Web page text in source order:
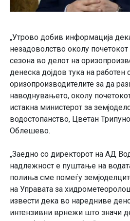
„Утрово добив информација
незадоволство околу
сезона во делот на
денеска дојдов тука на работен
оризопроизводителите за да
наводнувањето, околу
истакна министерот за
водостопанство, Цветан
Облешево.
„Заедно со директорот на АД
надлежност е пуштање на
полиња сме помеѓу
на Управата за
извести дека во наредниве
интензивни врнежи што значи